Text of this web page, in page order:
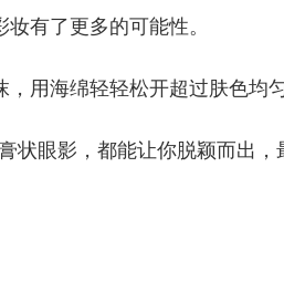
有了更多的可能性。
用海绵轻轻松开超过肤色均匀
状眼影，都能让你脱颖而出，